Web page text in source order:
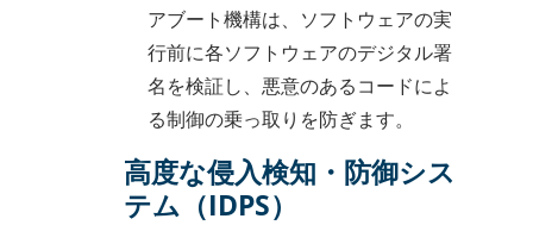
アブート機構は、ソフトウェアの実
行前に各ソフトウェアのデジタル署
名を検証し、悪意のあるコードによ
る制御の乗っ取りを防ぎます。
高度な侵入検知・防御シス
テム（IDPS）